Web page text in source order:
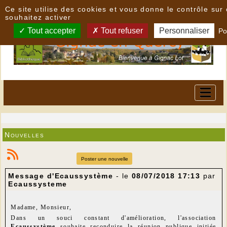
Nouvelles
Poster une nouvelle
Message d'Ecaussystème - le 08/07/2018 17:13 par
Ecaussysteme
Madame, Monsieur,
Dans un souci constant d'amélioration, l'association
Ce site utilise des cookies et vous donne le contrôle sur
souhaitez activer
Tout accepter Tout refuser Personnaliser